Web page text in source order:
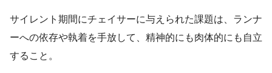
サイレント期間にチェイサーに与えられた課題は、ランナ
ーへの依存や執着を手放して、精神的にも肉体的にも自立
すること。